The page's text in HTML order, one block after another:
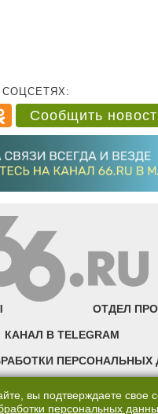
Сообщить
ОТДЕЛ
КАНАЛ В TELEGRAM
ПЕРСОНАЛЬНЫХ
вы подтверждаете свое
персональных